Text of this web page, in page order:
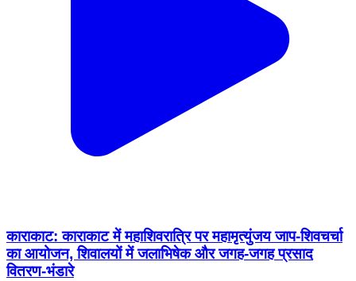
काराकाट: काराकाट में महाशिवरात्रि पर महामृत्युंजय जाप-शिवचर्चा
का आयोजन, शिवालयों में जलाभिषेक और जगह-जगह प्रसाद
वितरण-भंडारे